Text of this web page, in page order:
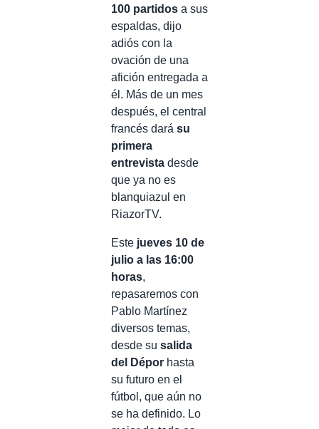
100 partidos a sus
espaldas, dijo
adiós con la
ovación de una
afición entregada a
él. Más de un mes
después, el central
francés dará su
primera
entrevista desde
que ya no es
blanquiazul en
RiazorTV.
Este jueves 10 de
julio a las 16:00
horas,
repasaremos con
Pablo Martínez
diversos temas,
desde su salida
del Dépor hasta
su futuro en el
fútbol, que aún no
se ha definido. Lo